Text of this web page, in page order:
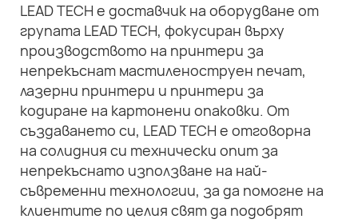
LEAD TECH е доставчик на оборудване от
групата LEAD TECH, фокусиран върху
производството на принтери за
непрекъснат мастиленоструен печат,
лазерни принтери и принтери за
кодиране на картонени опаковки. От
създаването си, LEAD TECH е отговорна
на солидния си технически опит за
непрекъснато използване на най-
съвременни технологии, за да помогне на
клиентите по целия свят да подобрят